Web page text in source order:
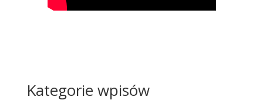
Kategorie wpisów